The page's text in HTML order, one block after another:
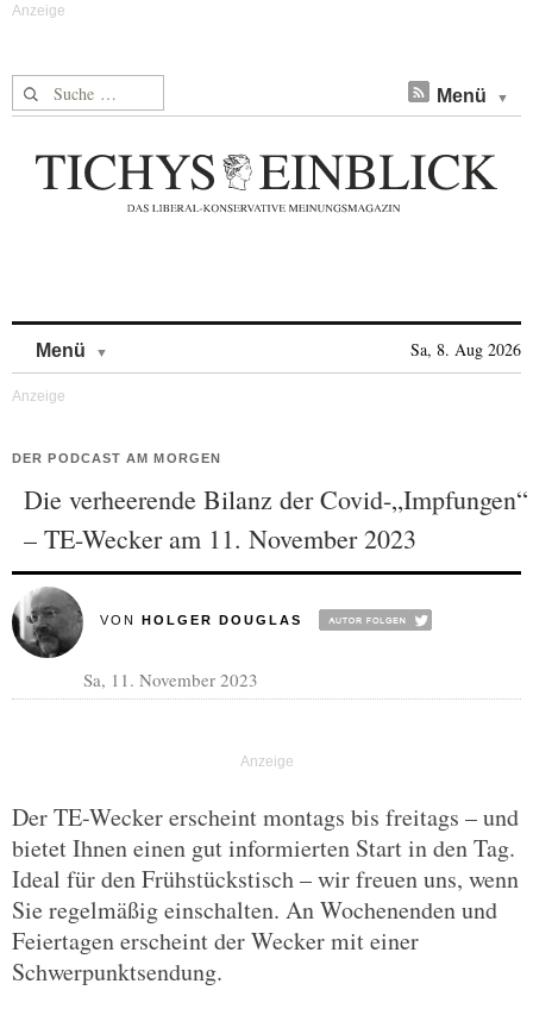
Suche nach: Menü
Menü Sa, 8. Aug 2026
DER PODCAST AM MORGEN
Die verheerende Bilanz der Covid-„Impfungen“
– TE-Wecker am 11. November 2023
VON HOLGER DOUGLAS
Sa, 11. November 2023
Der TE-Wecker erscheint montags bis freitags – und
bietet Ihnen einen gut informierten Start in den Tag.
Ideal für den Frühstückstisch – wir freuen uns, wenn
Sie regelmäßig einschalten. An Wochenenden und
Feiertagen erscheint der Wecker mit einer
Schwerpunktsendung.